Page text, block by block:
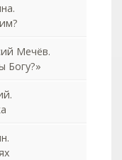
Мечёв.
Богу?»